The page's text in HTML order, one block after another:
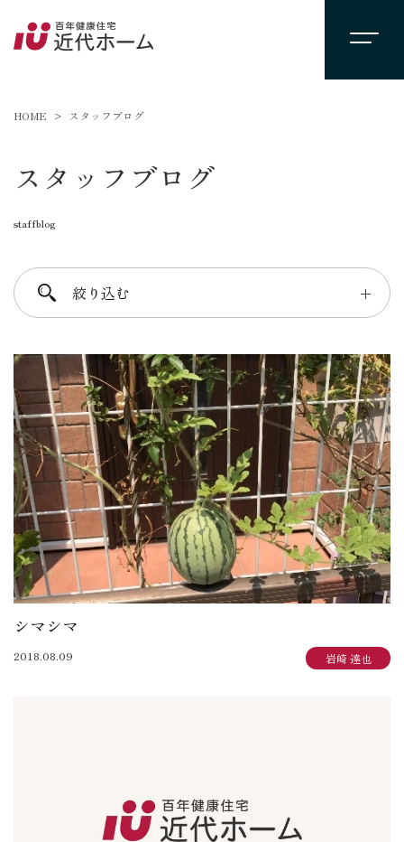
HOME スタッフブログ
スタッフブログ
staffblog
絞り込む ＋
進士 芳：FREE TIME
柴田 守：koko a koko
千葉 徳義：Nori’s room
大賀 真寿美：住まいも気持ちもゆったりと
野原 正彦：リフォーム日誌
加田 奈美：子育てママのデザインダイアリー
岩崎 達也：岩ブロ
石渡 秀樹：建築士日記
三俣 忠史：日々記
陳 鵬：陳道中
松本 典朗：近代ホームイズム継承者の気づき
シマシマ
2018.08.09 岩崎 達也